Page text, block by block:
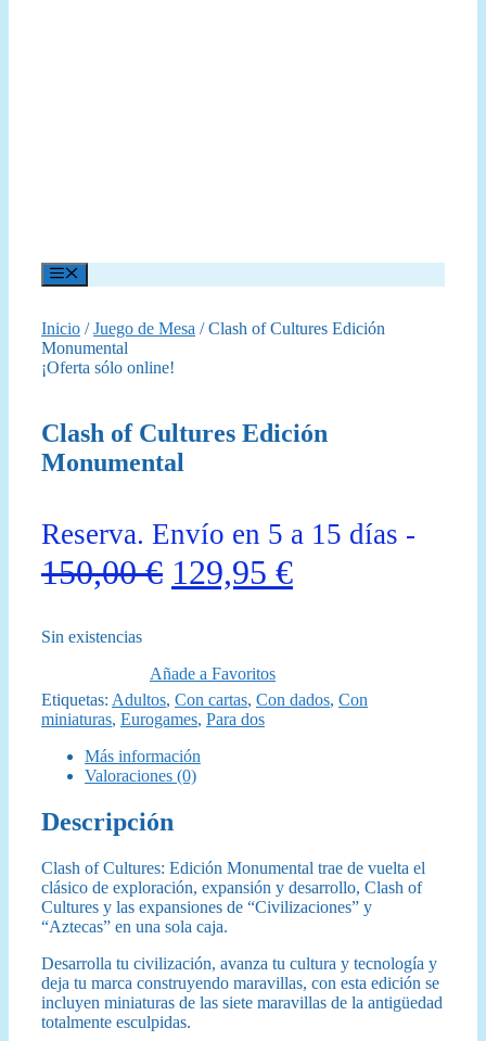
Menú
Inicio /Juego de Mesa / Clash of Cultures Edición
Monumental
¡Oferta sólo online!
Clash of Cultures Edición
Monumental
Reserva. Envío en 5 a 15 días -
150,00€ El
era:
150,00 €.
129,95 €El
es:
Sin existencias
Añade a Favoritos
Etiquetas: Adultos, Con cartas, Con dados, Con
miniaturas, Eurogames, Para dos
Más información
Valoraciones (0)
Descripción
Clash of Cultures: Edición Monumental trae de vuelta el
clásico de exploración, expansión y desarrollo, Clash of
Cultures y las expansiones de “Civilizaciones” y
“Aztecas” en una sola caja.
Desarrolla tu civilización, avanza tu cultura y tecnología y
deja tu marca construyendo maravillas, con esta edición se
incluyen miniaturas de las siete maravillas de la antigüedad
totalmente esculpidas.